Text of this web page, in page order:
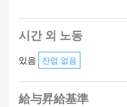
시간 외 노동
있음 잔업 없음
給与昇給基準